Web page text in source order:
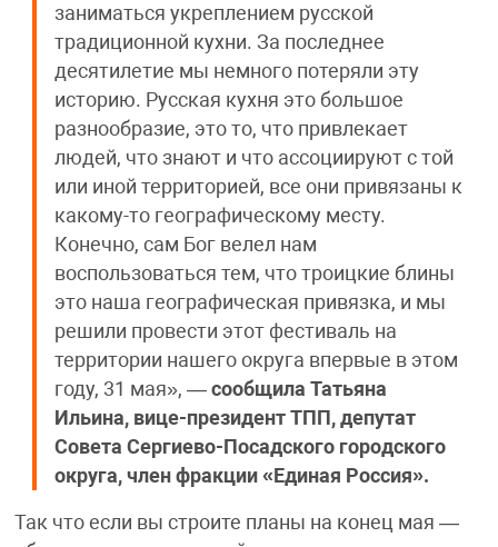
заниматься укреплением русской
традиционной кухни. За последнее
десятилетие мы немного потеряли эту
историю. Русская кухня это большое
разнообразие, это то, что привлекает
людей, что знают и что ассоциируют с той
или иной территорией, все они привязаны к
какому-то географическому месту.
Конечно, сам Бог велел нам
воспользоваться тем, что троицкие блины
это наша географическая привязка, и мы
решили провести этот фестиваль на
территории нашего округа впервые в этом
году, 31 мая», — сообщила Татьяна
Ильина, вице-президент ТПП, депутат
Совета Сергиево-Посадского городского
округа, член фракции «Единая Россия».
Так что если вы строите планы на конец мая —